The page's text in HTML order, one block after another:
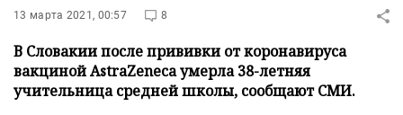
13 марта 2021, 00:57 8
В Словакии после прививки от коронавируса
вакциной AstraZeneca умерла 38-летняя
учительница средней школы, сообщают СМИ.